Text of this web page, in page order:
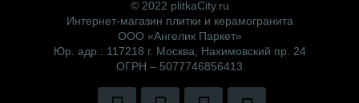
© 2022 plitkaCity.ru
Интернет-магазин плитки и керамогранита
ООО «Ангелик Паркет»
Юр. адр.: 117218 г. Москва, Нахимовский пр. 24
ОГРН – 5077746856413